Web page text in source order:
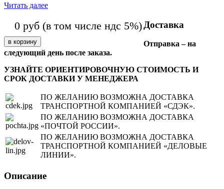
Читать далее
0 руб (в том числе ндс 5%) Доставка
Отправка – на
следующий день после заказа.
УЗНАЙТЕ ОРИЕНТИРОВОЧНУЮ СТОИМОСТЬ И
СРОК ДОСТАВКИ У МЕНЕДЖЕРА
ПО ЖЕЛАНИЮ ВОЗМОЖНА ДОСТАВКА
ТРАНСПОРТНОЙ КОМПАНИЕЙ «СДЭК».
ПО ЖЕЛАНИЮ ВОЗМОЖНА ДОСТАВКА
«ПОЧТОЙ РОССИИ».
ПО ЖЕЛАНИЮ ВОЗМОЖНА ДОСТАВКА
ТРАНСПОРТНОЙ КОМПАНИЕЙ «ДЕЛОВЫЕ
ЛИНИИ».
Описание